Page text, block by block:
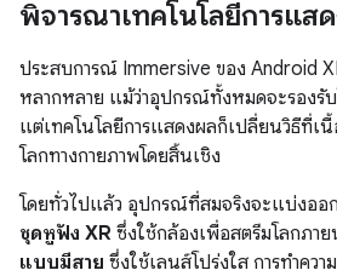
พิจารณาเทคโนโลยีการแส
ประสบการณ์ Immersive ของ Android
หลากหลาย แม้ว่าอุปกรณ์ทั้งหมดจะรองรับ
แต่เทคโนโลยีการแสดงผลก็เปลี่ยนวิธีที่เ
โลกทางกายภาพโดยสิ้นเชิง
โดยทั่วไปแล้ว อุปกรณ์ที่สมจริงจะแบ่งออ
ชุดหูฟัง XR ซึ่งใช้กล้องเพื่อสตรีมโลกภา
แบบมีสาย ซึ่งใช้เลนส์โปร่งใส การทำควา